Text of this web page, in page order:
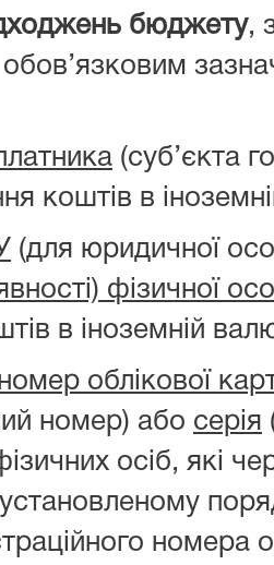
бюджету,
(суб’єкта
коштів в
(для юридичної
фізичної
в іноземній
облікової
номер) або серія
осіб, які
номера